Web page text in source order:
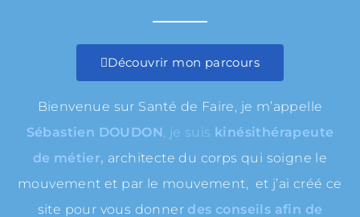
Découvrir mon parcours
Bienvenue sur Santé de Faire, je m’appelle
Sébastien DOUDON, je suis kinésithérapeute
de métier, architecte du corps qui soigne le
mouvement et par le mouvement, et j’ai créé ce
site pour vous donner des conseils afin de